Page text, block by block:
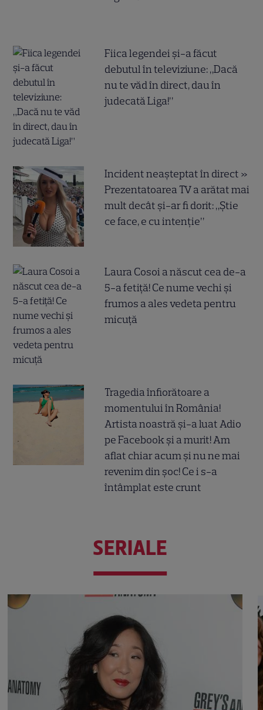
Fiica legendei și-a făcut
debutul în televiziune: „Dacă
nu te văd în direct, dau în
judecată Liga!”
Incident neașteptat în direct »
Prezentatoarea TV a arătat mai
mult decât și-ar fi dorit: „Știe
ce face, e cu intenție”
Laura Cosoi a născut cea de-a
5-a fetiță! Ce nume vechi și
frumos a ales vedeta pentru
micuță
Tragedia înfiorătoare a
momentului în România!
Artista noastră și-a luat Adio
pe Facebook și a murit! Am
aflat chiar acum și nu ne mai
revenim din șoc! Ce i s-a
întâmplat este crunt
SERIALE